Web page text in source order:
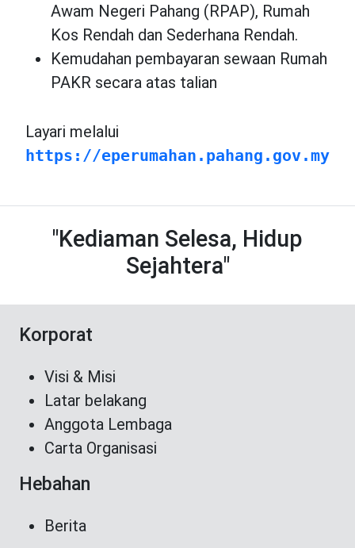
Awam Negeri Pahang (RPAP), Rumah
Kos Rendah dan Sederhana Rendah.
Kemudahan pembayaran sewaan Rumah
PAKR secara atas talian
Layari melalui
https://eperumahan.pahang.gov.my
"Kediaman Selesa, Hidup
Sejahtera"
Korporat
Visi & Misi
Latar belakang
Anggota Lembaga
Carta Organisasi
Hebahan
Berita